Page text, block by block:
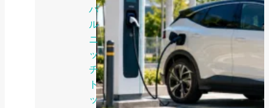
バ
ル
ニ
ッ
チ
ト
ッ